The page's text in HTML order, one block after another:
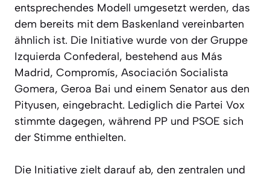
entsprechendes Modell umgesetzt werden, das
dem bereits mit dem Baskenland vereinbarten
ähnlich ist. Die Initiative wurde von der Gruppe
Izquierda Confederal, bestehend aus Más
Madrid, Compromís, Asociación Socialista
Gomera, Geroa Bai und einem Senator aus den
Pityusen, eingebracht. Lediglich die Partei Vox
stimmte dagegen, während PP und PSOE sich
der Stimme enthielten.
Die Initiative zielt darauf ab, den zentralen und